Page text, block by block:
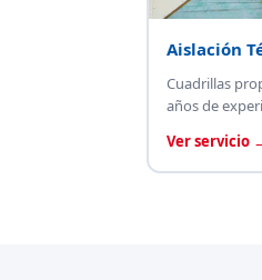
Aislación
Cuadrillas
años de
Ver servicio